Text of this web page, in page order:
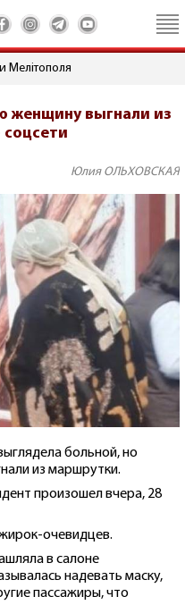
Мелітополя
женщину выгнали из
Юлия ОЛЬХОВСКАЯ
больной, но
из маршрутки.
произошел вчера, 28
очевидцев.
в салоне
надевать маску,
пассажиры, что